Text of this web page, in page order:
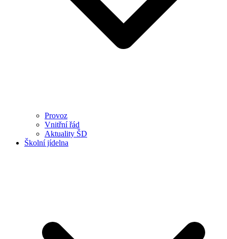
Provoz
Vnitřní řád
Aktuality ŠD
Školní jídelna